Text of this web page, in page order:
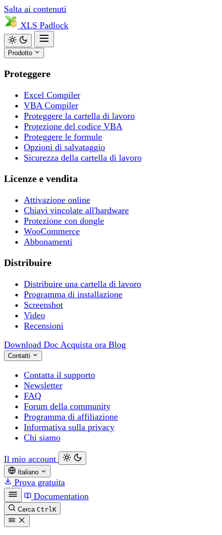
Salta ai contenuti
XLS Padlock
Prodotto
Proteggere
Excel Compiler
VBA Compiler
Proteggere la cartella di lavoro
Protezione del codice VBA
Proteggere le formule
Opzioni di salvataggio
Sicurezza della cartella di lavoro
Licenze e vendita
Attivazione online
Chiavi vincolate all'hardware
Protezione con dongle
WooCommerce
Abbonamenti
Distribuire
Distribuire una cartella di lavoro
Programma di installazione
Screenshot
Video
Recensioni
Download Doc Acquista ora Blog
Contatti
Contatta il supporto
Newsletter
FAQ
Forum della community
Programma di affiliazione
Informativa sulla privacy
Chi siamo
Il mio account
Italiano
Prova gratuita
Documentation
Cerca CtrlK